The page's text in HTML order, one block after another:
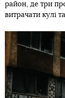
район, де три
витрачати кулі